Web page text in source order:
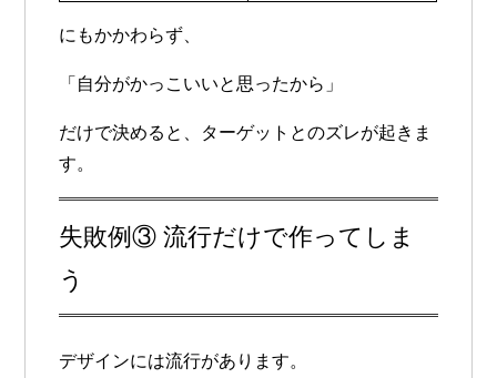
にもかかわらず、
「自分がかっこいいと思ったから」
だけで決めると、ターゲットとのズレが起きま
す。
失敗例③ 流行だけで作ってしま
う
デザインには流行があります。